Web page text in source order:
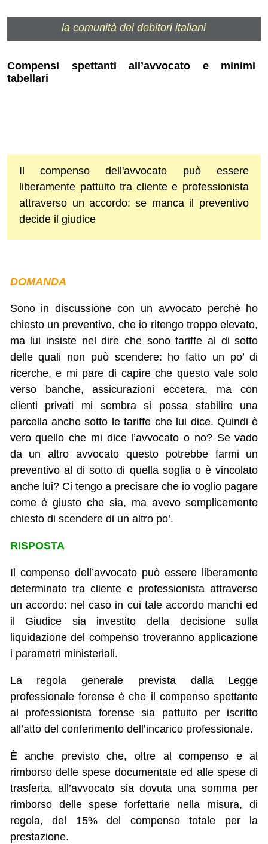
la comunità dei debitori italiani
Compensi spettanti all’avvocato e minimi
tabellari
Il compenso dell'avvocato può essere
liberamente pattuito tra cliente e professionista
attraverso un accordo: se manca il preventivo
decide il giudice
DOMANDA
Sono in discussione con un avvocato perchè ho
chiesto un preventivo, che io ritengo troppo elevato,
ma lui insiste nel dire che sono tariffe al di sotto
delle quali non può scendere: ho fatto un po’ di
ricerche, e mi pare di capire che questo vale solo
verso banche, assicurazioni eccetera, ma con
clienti privati mi sembra si possa stabilire una
parcella anche sotto le tariffe che lui dice. Quindi è
vero quello che mi dice l’avvocato o no? Se vado
da un altro avvocato questo potrebbe farmi un
preventivo al di sotto di quella soglia o è vincolato
anche lui? Ci tengo a precisare che io voglio pagare
come è giusto che sia, ma avevo semplicemente
chiesto di scendere di un altro po’.
RISPOSTA
Il compenso dell’avvocato può essere liberamente
determinato tra cliente e professionista attraverso
un accordo: nel caso in cui tale accordo manchi ed
il Giudice sia investito della decisione sulla
liquidazione del compenso troveranno applicazione
i parametri ministeriali.
La regola generale prevista dalla Legge
professionale forense è che il compenso spettante
al professionista forense sia pattuito per iscritto
all’atto del conferimento dell’incarico professionale.
È anche previsto che, oltre al compenso e al
rimborso delle spese documentate ed alle spese di
trasferta, all’avvocato sia dovuta una somma per
rimborso delle spese forfettarie nella misura, di
regola, del 15% del compenso totale per la
prestazione.